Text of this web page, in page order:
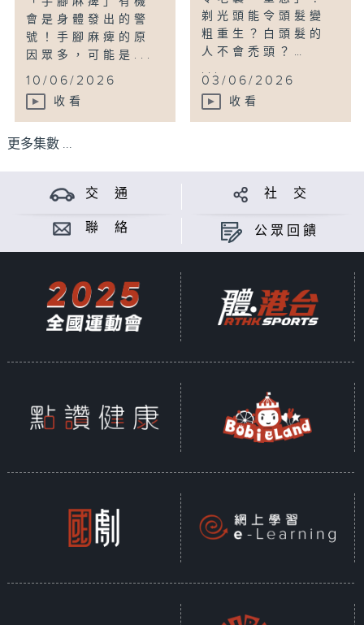
會是身體發出的警
號！手腳麻痺的原
因眾多，可能是...
10/06/2026
收看
剃光頭能令頭髮變
粗重生？白頭髮的
人不會禿頭？…
...
03/06/2026
收看
更多集數 ...
交 通 社 交
聯 絡 公眾回饋